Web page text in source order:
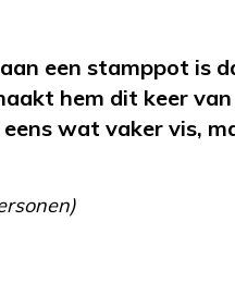
een stamppot is
hem dit keer
wat vaker vis,